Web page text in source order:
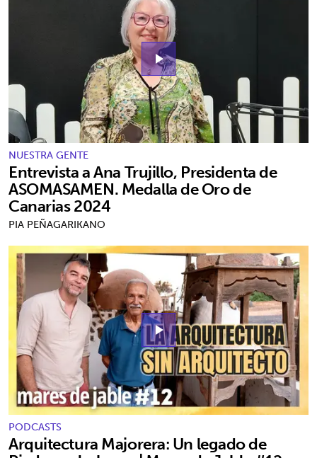
play_arrow
NUESTRA GENTE
Entrevista a Ana Trujillo, Presidenta de
ASOMASAMEN. Medalla de Oro de
Canarias 2024
PIA PEÑAGARIKANO
play_arrow
PODCASTS
Arquitectura Majorera: Un legado de